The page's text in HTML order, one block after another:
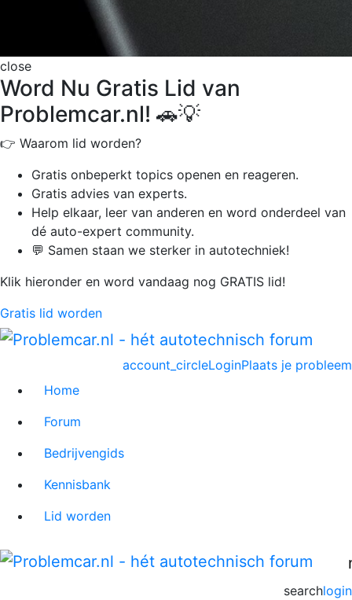
close
Word Nu Gratis Lid van
Problemcar.nl! 🚗💡
👉 Waarom lid worden?
Gratis onbeperkt topics openen en reageren.
Gratis advies van experts.
Help elkaar, leer van anderen en word onderdeel van
dé auto-expert community.
💬 Samen staan we sterker in autotechniek!
Klik hieronder en word vandaag nog GRATIS lid!
Gratis lid worden
Plaats je probleem
account_circleLogin
Home
Forum
Bedrijvengids
Kennisbank
Lid worden
login
search